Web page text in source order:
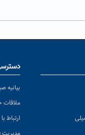
بیانیه
ملاقات
ارتباط